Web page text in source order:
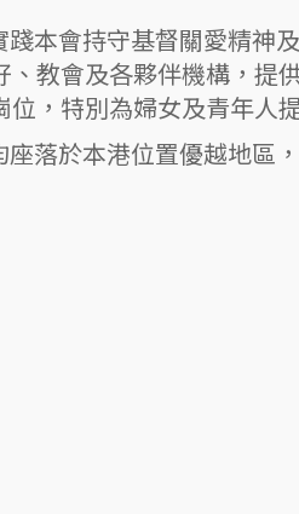
本會持守基督關愛精神
教會及各夥伴機構，提
，特別為婦女及青年人
落於本港位置優越地區